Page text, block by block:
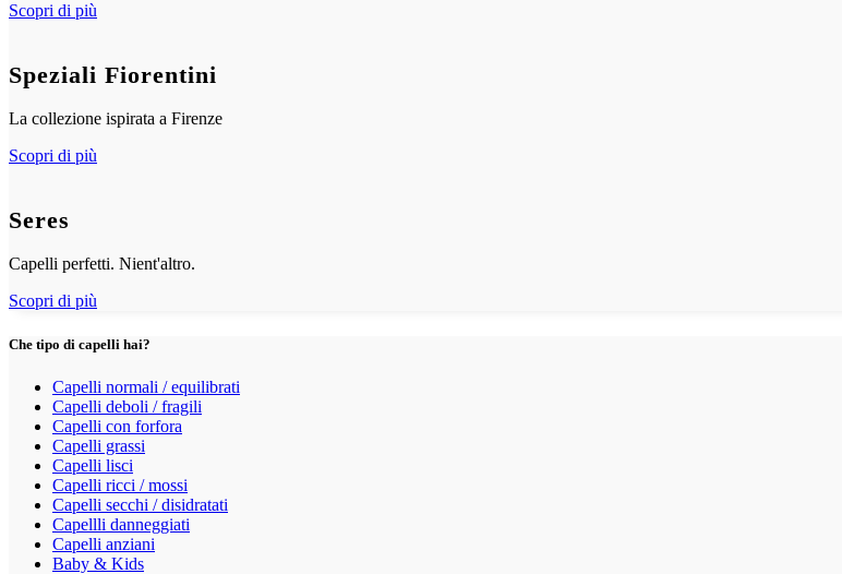
Scopri di più
Speziali Fiorentini
La collezione ispirata a Firenze
Scopri di più
Seres
Capelli perfetti. Nient'altro.
Scopri di più
Che tipo di capelli hai?
Capelli normali / equilibrati
Capelli deboli / fragili
Capelli con forfora
Capelli grassi
Capelli lisci
Capelli ricci / mossi
Capelli secchi / disidratati
Capellli danneggiati
Capelli anziani
Baby & Kids